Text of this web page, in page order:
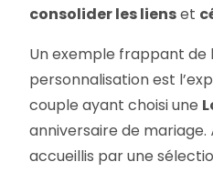
consolider les lienset
Un exemple frappant
personnalisation est
couple ayant choisi une
anniversaire de mariage.
accueillis par une